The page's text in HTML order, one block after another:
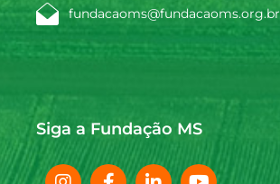
fundacaoms@fundacaoms.org.br
Siga a Fundação MS